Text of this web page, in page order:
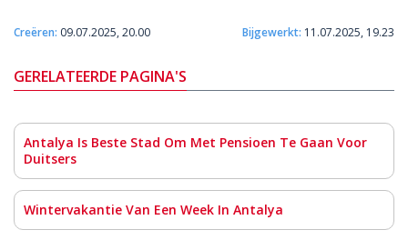
Creëren: 09.07.2025, 20.00 Bijgewerkt: 11.07.2025, 19.23
GERELATEERDE PAGINA'S
Antalya Is Beste Stad Om Met Pensioen Te Gaan Voor
Duitsers
Wintervakantie Van Een Week In Antalya